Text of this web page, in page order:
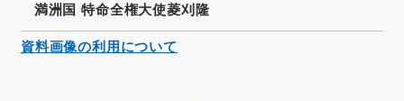
満洲国 特命全権大使菱刈隆
資料画像の利用について